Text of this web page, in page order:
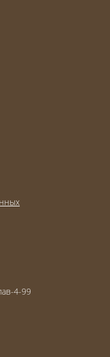
4-99